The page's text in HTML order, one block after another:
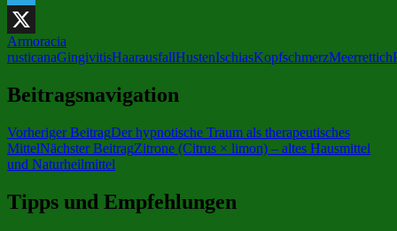
Telegram
X
Armoracia
rusticanaGingivitisHaarausfallHustenIschiasKopfschmerzMeerrettich
Beitragsnavigation
Vorheriger BeitragDer hypnotische Traum als therapeutisches
MittelNächster BeitragZitrone (Citrus × limon) – altes Hausmittel
und Naturheilmittel
Tipps und Empfehlungen